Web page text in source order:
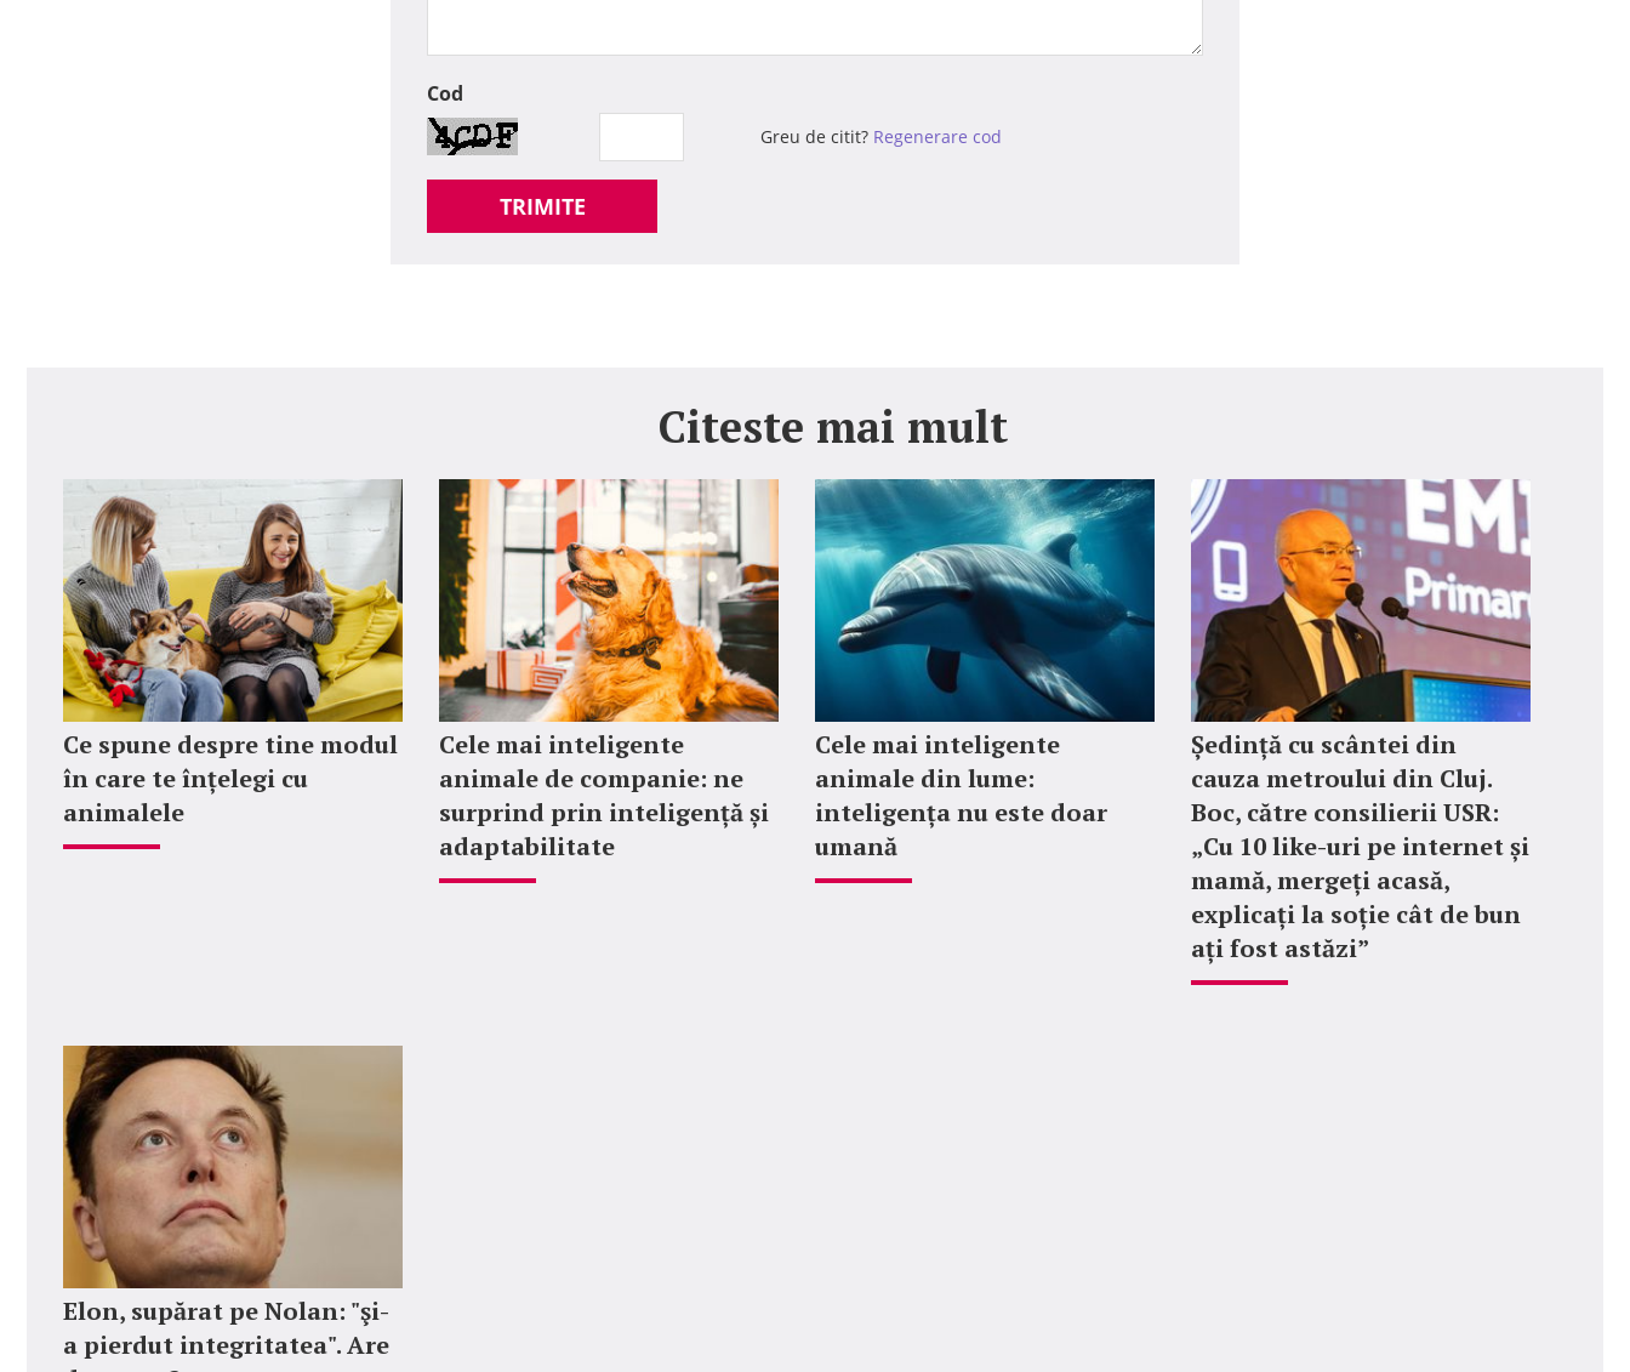
Cod
Greu de citit? Regenerare cod
TRIMITE
Citeste mai mult
Ce spune despre tine modul
în care te înțelegi cu
animalele
Cele mai inteligente
animale de companie: ne
surprind prin inteligență și
adaptabilitate
Cele mai inteligente
animale din lume:
inteligența nu este doar
umană
Ședință cu scântei din
cauza metroului din Cluj.
Boc, către consilierii USR:
„Cu 10 like-uri pe internet și
mamă, mergeți acasă,
explicați la soție cât de bun
ați fost astăzi”
Elon, supărat pe Nolan: "şi-
a pierdut integritatea". Are